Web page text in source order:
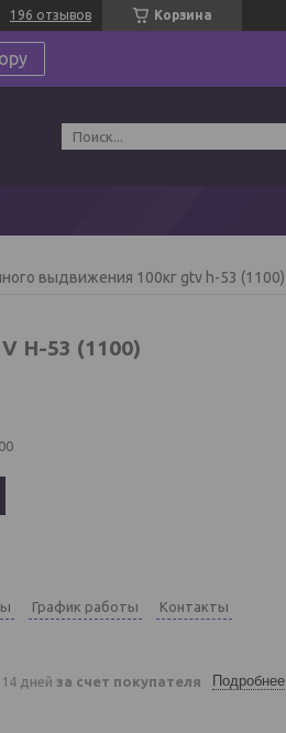
Корзина
196 отзывов
выдвижения 100кг gtv h-53 (1100)
H-53 (1100)
График работы Контакты
дней за счет покупателя Подробнее